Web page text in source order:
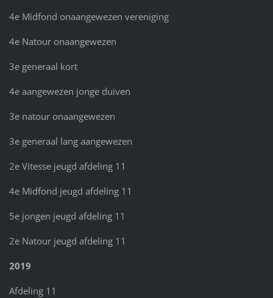
4e Midfond onaangewezen vereniging
4e Natour onaangewezen
3e generaal kort
4e aangewezen jonge duiven
3e natour onaangewezen
3e generaal lang aangewezen
2e Vitesse jeugd afdeling 11
4e Midfond jeugd afdeling 11
5e jongen jeugd afdeling 11
2e Natour jeugd afdeling 11
2019
Afdeling 11